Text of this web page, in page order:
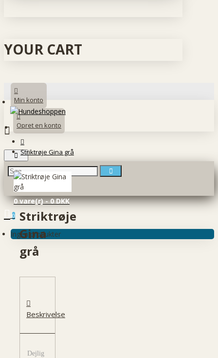
YOUR CART
Min konto
Opret en konto
0 vare(r) - 0 DKK
0
Ingen produkter
Striktrøje Gina grå
Striktrøje
Gina
grå
Beskrivelse
Dejlig